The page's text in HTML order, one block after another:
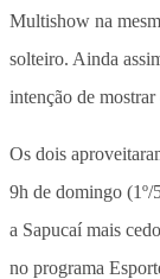
Multishow na
solteiro. Ainda
intenção de
Os dois
9h de domingo
a Sapucaí mais
no programa